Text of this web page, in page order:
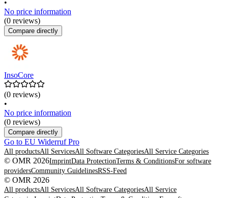
•
No price information
(0 reviews)
Compare directly
InsoCore
(0 reviews)
•
No price information
(0 reviews)
Compare directly
Go to EU Widerruf Pro
All productsAll ServicesAll Software CategoriesAll Service Categories
© OMR 2026ImprintData ProtectionTerms & ConditionsFor software
providersCommunity GuidelinesRSS-Feed
© OMR 2026
All productsAll ServicesAll Software CategoriesAll Service